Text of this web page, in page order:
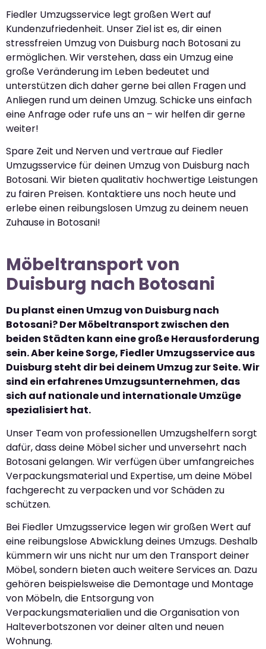
Fiedler Umzugsservice legt großen Wert auf
Kundenzufriedenheit. Unser Ziel ist es, dir einen
stressfreien Umzug von Duisburg nach Botosani zu
ermöglichen. Wir verstehen, dass ein Umzug eine
große Veränderung im Leben bedeutet und
unterstützen dich daher gerne bei allen Fragen und
Anliegen rund um deinen Umzug. Schicke uns einfach
eine Anfrage oder rufe uns an – wir helfen dir gerne
weiter!
Spare Zeit und Nerven und vertraue auf Fiedler
Umzugsservice für deinen Umzug von Duisburg nach
Botosani. Wir bieten qualitativ hochwertige Leistungen
zu fairen Preisen. Kontaktiere uns noch heute und
erlebe einen reibungslosen Umzug zu deinem neuen
Zuhause in Botosani!
Möbeltransport von
Duisburg nach Botosani
Du planst einen Umzug von Duisburg nach
Botosani? Der Möbeltransport zwischen den
beiden Städten kann eine große Herausforderung
sein. Aber keine Sorge, Fiedler Umzugsservice aus
Duisburg steht dir bei deinem Umzug zur Seite. Wir
sind ein erfahrenes Umzugsunternehmen, das
sich auf nationale und internationale Umzüge
spezialisiert hat.
Unser Team von professionellen Umzugshelfern sorgt
dafür, dass deine Möbel sicher und unversehrt nach
Botosani gelangen. Wir verfügen über umfangreiches
Verpackungsmaterial und Expertise, um deine Möbel
fachgerecht zu verpacken und vor Schäden zu
schützen.
Bei Fiedler Umzugsservice legen wir großen Wert auf
eine reibungslose Abwicklung deines Umzugs. Deshalb
kümmern wir uns nicht nur um den Transport deiner
Möbel, sondern bieten auch weitere Services an. Dazu
gehören beispielsweise die Demontage und Montage
von Möbeln, die Entsorgung von
Verpackungsmaterialien und die Organisation von
Halteverbotszonen vor deiner alten und neuen
Wohnung.